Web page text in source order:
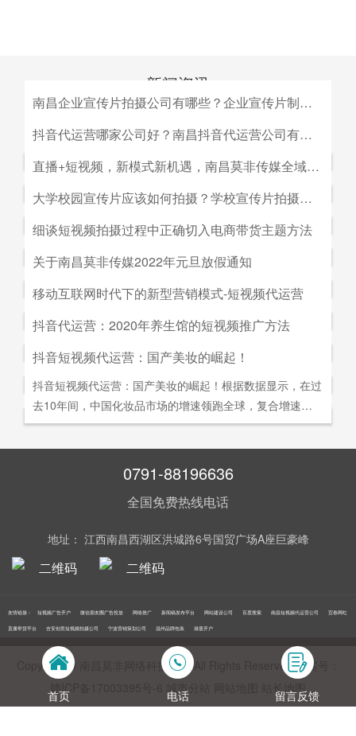
新闻资讯
南昌企业宣传片拍摄公司有哪些？企业宣传片制作公司哪家好
南昌企业宣传片拍摄公司有哪些？企业宣传片制作公司哪家
视宣传的规模，似乎企业宣传片是大企业才做得起的东西。
而事实上，正是因为公司规模小，才需要通过一个企业形象
片的包装，给经销商客户等以信心。
抖音代运营哪家公司好？南昌抖音代运营公司有哪些？
抖音代运营哪家公司好？南昌抖音代运营公司有哪些？抖音
何选择抖音代运营公司呢，首先我们要先了解抖音代运营的
主要工作有哪些，抖音代运营公司会帮助我们做什么，什么
是我们自己做不到的，随着抖音的流行，抖音代运营的发展
前景是非常好的。
直播+短视频，新模式新机遇，南昌莫非传媒全域营销平台全新低成本精准拓客！
直播+短视频，新模式新机遇，南昌莫非传媒全域营销平台
会对市场营销造成深远的影响，引领企业走向下一场变革。
2G时代，消费者实现了通讯的自由；3G时代，视频通话和
移动数据技术的兴起推动了智能手机的发展；到了4G技术
的普及，成为了视频流媒体、移动应用和程序化广告发展的
信息的接收已经从图文时代转向了视听时代，而营销方式也
从单一的PC搜索引擎向多媒体、多领域转移，短视频、直
大学校园宣传片应该如何拍摄？学校宣传片拍摄出来有哪些作用？
大学校园宣传片应该如何拍摄？学校宣传片拍摄出来有哪些
始陆续的展开，而为了配合更好的招生进行学校文化建设，
都会拍摄一些大学宣传片来吸引更多学生，进而达到校园招
生的目的。那么，大学宣传片如何拍摄呢？有哪些作用？下
面小编就来为大家简单介绍一下。
细谈短视频拍摄过程中正确切入电商带货主题方法
细谈短视频拍摄过程中正确切入电商带货主题方法。短视频
一是创建自己的个人IP品牌,比如李子柒；二是创建代表生
活方式的品牌, 比如“一条”。前者就是基于达人的影响力创
建品牌,以IP名为品牌名,以达人为 品牌背书,这种模式其实更
像粉丝经济。普通用户受短视频内容的吸引 成为达人的粉
丝,进而成为产生实际购买行为的用户。实践证明,只要 IP足
够打动人心,他们就能爆发出巨大的影响力。以李子柒为例,
李子柒凭借短视频积累了千万粉丝,后在淘宝平台开设店铺,
关于南昌莫非传媒2022年元旦放假通知
关于南昌莫非传媒2022年元旦放假通知.元旦：1月1日（星
月4日（星期二）上班。在此期间，如果您有需要我们提供
服务的地方可直接在网站留言板块进行留言，上班后，我们
会及时回复；如有紧急事项可拨打0791-88196636进行咨
询。
移动互联网时代下的新型营销模式-短视频代运营
移动互联网时代下的新型营销模式-短视频代运营。创意营
的含义发生了新的变化，是以创意表达的内容为连接的、以
社交分享和算法匹配为，主要传播信道的用户参与共创的新
型整合营销模式。
抖音代运营：2020年养生馆的短视频推广方法
抖音代运营：2020年养生馆的短视频推广方法.南昌莫非文
告及网络营销领域的公司，是国内领先的一站式全网营销推
广创新型服务平台。主营：蓝V认证，抖音，快手短视频代
理，搜索引擎营销，关键词优化，网站建设，SEO网站优
化，SEM竞价优化，小程序制作，网络推广，网络营销，
设计，LOGO设计，口碑优化，品牌形象设计，获客推广，
网站定制，APP开发，软件制作，网络公关，网站推广，海
告等等业务！在江西更多人选择南昌莫非传媒！
抖音短视频代运营：国产美妆的崛起！
抖音短视频代运营：国产美妆的崛起！根据数据显示，在过
去10年间，中国化妆品市场的增速领跑全球，复合增速达9.
5%。庞大的市场让国产美妆迅速崛起，其中，完美日记一
0791-88196636
全国免费热线电话
地址： 江西南昌西湖区洪城路6号国贸广场A座巨豪峰
友情链接： 短视频广告开户 微信朋友圈广告投放 网络推广 新闻稿发布平台 网站建设公司 百度搜索 南昌短视频代运营公司 宜春网红
直播带货平台 吉安创意短视频拍摄公司 宁波营销策划公司 温州品牌包装 港股开户
Copyright © 南昌莫非网络科技公司 All Rights Reserved 备案号：
赣ICP备17003395号‍-6
城市分站 站长地图
首页 电话 留言反馈